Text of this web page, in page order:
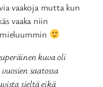
vaakoja mutta kun
vaaka niin
kuva oli
saatossa
sieltä eikä